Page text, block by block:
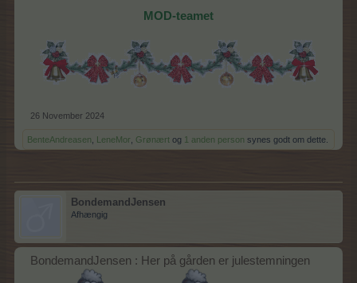
MOD-teamet
26 November 2024
BenteAndreasen LeneMor Grønært og 1 anden person synes godt om dette.
BondemandJensen
Afhængig
BondemandJensen : Her på gården er julestemningen